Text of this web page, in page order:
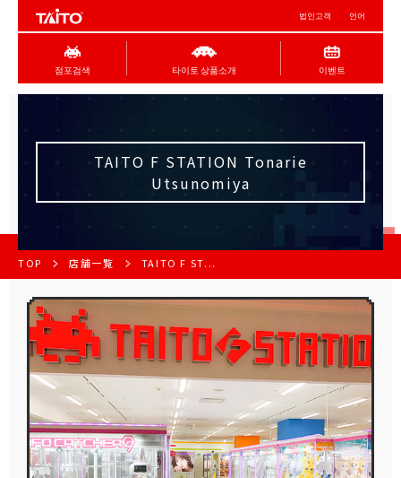
법인고객 언어
점포검색 타이토 상품소개 이벤트
TAITO F STATION Tonarie
Utsunomiya
TOP 店舗一覧 TAITO F ST...